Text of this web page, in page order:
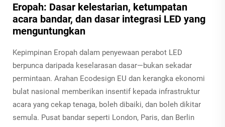
Eropah: Dasar kelestarian, ketumpatan
acara bandar, dan dasar integrasi LED yang
menguntungkan
Kepimpinan Eropah dalam penyewaan perabot LED
berpunca daripada keselarasan dasar—bukan sekadar
permintaan. Arahan Ecodesign EU dan kerangka ekonomi
bulat nasional memberikan insentif kepada infrastruktur
acara yang cekap tenaga, boleh dibaiki, dan boleh dikitar
semula. Pusat bandar seperti London, Paris, dan Berlin